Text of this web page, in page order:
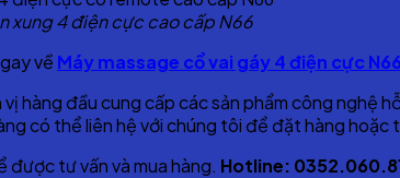
xung 4 điện cực cao cấp N66
về Máy massage cổ vai gáy 4 điện cực N66
hàng đầu cung cấp các sản phẩm công nghệ
có thể liên hệ với chúng tôi để đặt hàng
được tư vấn và mua hàng. Hotline: